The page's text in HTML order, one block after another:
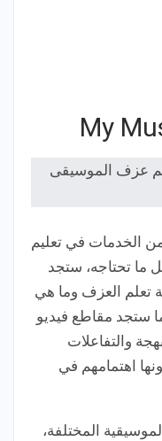
من الخدمات في تعليم
ما تحتاجه، ستجد
تعلم العزف وما هي
ستجد مقاطع فيديو
والتفاعلات
اهتمامهم في
المختلفة،